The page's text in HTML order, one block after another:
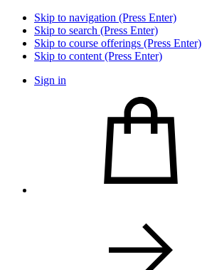
Skip to navigation (Press Enter)
Skip to search (Press Enter)
Skip to course offerings (Press Enter)
Skip to content (Press Enter)
Sign in